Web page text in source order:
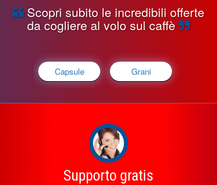
Scopri subito le incredibili offerte
da cogliere al volo sul caffè
Capsule Grani
Supporto gratis